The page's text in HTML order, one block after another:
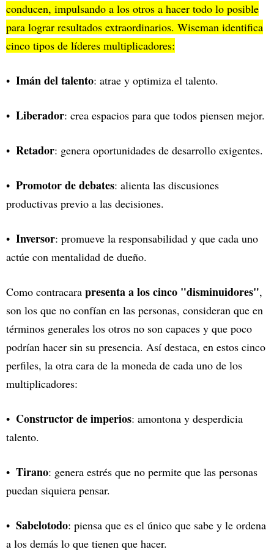
conducen, impulsando a los otros a hacer todo lo posible
para lograr resultados extraordinarios. Wiseman identifica
cinco tipos de líderes multiplicadores:
Imán del talento: atrae y optimiza el talento.
Liberador: crea espacios para que todos piensen mejor.
Retador: genera oportunidades de desarrollo exigentes.
Promotor de debates: alienta las discusiones
productivas previo a las decisiones.
Inversor: promueve la responsabilidad y que cada uno
actúe con mentalidad de dueño.
Como contracara presenta a los cinco "disminuidores",
son los que no confían en las personas, consideran que en
términos generales los otros no son capaces y que poco
podrían hacer sin su presencia. Así destaca, en estos cinco
perfiles, la otra cara de la moneda de cada uno de los
multiplicadores:
Constructor de imperios: amontona y desperdicia
talento.
Tirano: genera estrés que no permite que las personas
puedan siquiera pensar.
Sabelotodo: piensa que es el único que sabe y le ordena
a los demás lo que tienen que hacer.